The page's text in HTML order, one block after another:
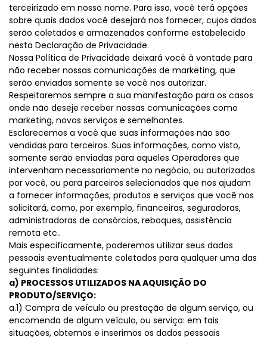
terceirizado em nosso nome. Para isso, você terá opções
sobre quais dados você desejará nos fornecer, cujos dados
serão coletados e armazenados conforme estabelecido
nesta Declaração de Privacidade.
Nossa Política de Privacidade deixará você à vontade para
não receber nossas comunicações de marketing, que
serão enviadas somente se você nos autorizar.
Respeitaremos sempre a sua manifestação para os casos
onde não deseje receber nossas comunicações como
marketing, novos serviços e semelhantes.
Esclarecemos a você que suas informações não são
vendidas para terceiros. Suas informações, como visto,
somente serão enviadas para aqueles Operadores que
intervenham necessariamente no negócio, ou autorizados
por você, ou para parceiros selecionados que nos ajudam
a fornecer informações, produtos e serviços que você nos
solicitará, como, por exemplo, financeiras, seguradoras,
administradoras de consórcios, reboques, assistência
remota etc..
Mais especificamente, poderemos utilizar seus dados
pessoais eventualmente coletados para qualquer uma das
seguintes finalidades:
a) PROCESSOS UTILIZADOS NA AQUISIÇÃO DO
PRODUTO/SERVIÇO:
a.1) Compra de veículo ou prestação de algum serviço, ou
encomenda de algum veículo, ou serviço: em tais
situações, obtemos e inserimos os dados pessoais